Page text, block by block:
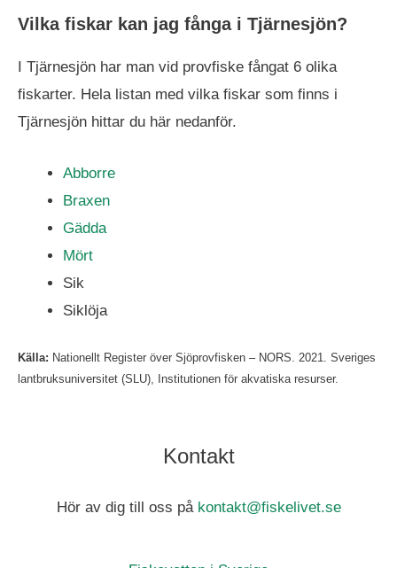
Vilka fiskar kan jag fånga i Tjärnesjön?
I Tjärnesjön har man vid provfiske fångat 6 olika
fiskarter. Hela listan med vilka fiskar som finns i
Tjärnesjön hittar du här nedanför.
Abborre
Braxen
Gädda
Mört
Sik
Siklöja
Källa: Nationellt Register över Sjöprovfisken – NORS. 2021. Sveriges
lantbruksuniversitet (SLU), Institutionen för akvatiska resurser.
Kontakt
Hör av dig till oss på kontakt@fiskelivet.se